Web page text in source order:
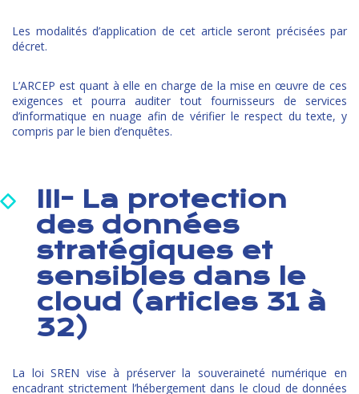
Les modalités d’application de cet article seront précisées par
décret.
L’ARCEP est quant à elle en charge de la mise en œuvre de ces
exigences et pourra auditer tout fournisseurs de services
d’informatique en nuage afin de vérifier le respect du texte, y
compris par le bien d’enquêtes.
III- La protection
des données
stratégiques et
sensibles dans le
cloud (articles 31 à
32)
La loi SREN vise à préserver la souveraineté numérique en
encadrant strictement l’hébergement dans le cloud de données